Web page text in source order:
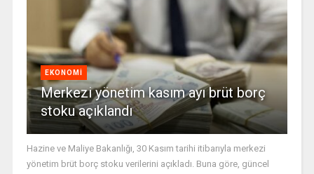
EKONOMI
Merkezi yönetim kasım ayı brüt borç
stoku açıklandı
Hazine ve Maliye Bakanlığı, 30 Kasım tarihi itibarıyla merkezi
yönetim brüt borç stoku verilerini açıkladı. Buna göre, güncel